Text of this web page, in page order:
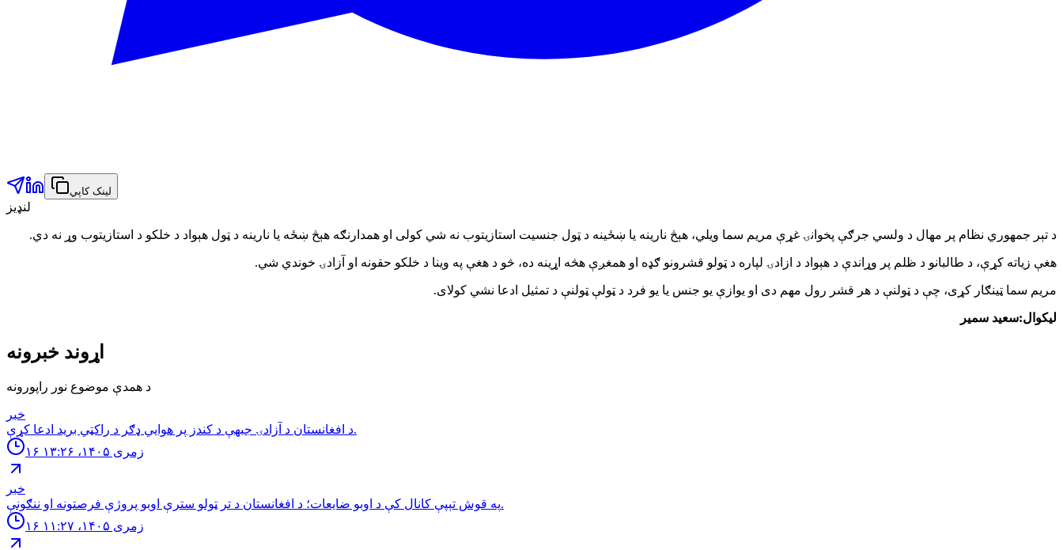
لینک کاپي
لنډیز
د تېر جمهوري نظام پر مهال د ولسي جرګې پخوانۍ غړې مریم سما ویلي، هېڅ نارینه یا ښځینه د ټول جنسیت استازیتوب نه شي کولی او همدارنګه هېڅ ښځه یا نارینه د ټول هېواد د خلکو د استازیتوب وړ نه دي.
هغې زیاته کړې، د طالبانو د ظلم پر وړاندې د هېواد د ازادۍ لپاره د ټولو قشرونو ګډه او همغږې هڅه اړینه ده، څو د هغې په وینا د خلکو حقونه او آزادۍ خوندي شي.
مریم سما ټینګار کړی، چې د ټولنې د هر قشر رول مهم دی او یوازې یو جنس یا یو فرد د ټولې ټولنې د تمثیل ادعا نشي کولای.
لیکوال:سعید سمیر
اړوند خبرونه
د همدې موضوع نور راپورونه
خبر
د افغانستان د آزادۍ جبهې د کندز پر هوايي ډګر د راکټي برید ادعا کړې.
۱۶ زمری ۱۴۰۵، ۱۳:۲۶
خبر
په قوش تېپې کانال کې د اوبو ضایعات؛ د افغانستان د تر ټولو سترې اوبو پروژې فرصتونه او ننګونې.
۱۶ زمری ۱۴۰۵، ۱۱:۲۷